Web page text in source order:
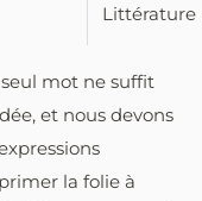
Littérature
mot ne suffit
et nous devons
la folie à